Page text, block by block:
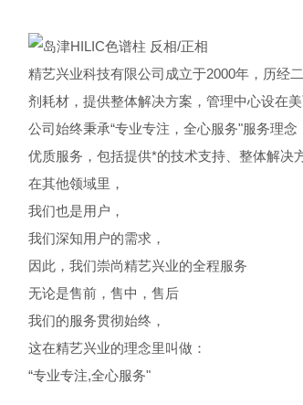
精艺兴业科技有限公司成立于2000年，历经
剂耗材，提供整体解决方案，管理中心设在
公司始终秉承“专业专注，全心服务"服务理
优质服务，包括提供*的技术支持、整体解决
在其他领域里，
我们也是用户，
我们深知用户的需求，
因此，我们崇尚精艺兴业的全程服务
无论是售前，售中，售后
我们的服务贯彻始终，
这在精艺兴业的理念里叫做：
“专业专注,全心服务"